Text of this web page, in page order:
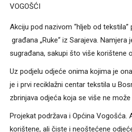
VOGOŠĆI
Akciju pod nazivom “hljeb od tekstila”
građana „Ruke“ iz Sarajeva.
sugrađana, sakupi što više korištene
Uz podjelu odjeće onima kojima je
je i prvi reciklažni centar tekstila u
zbrinjava odjeća koja se više ne
Projekat podržava i Općina Vogošća.
korištene, ali čiste i neoštećene